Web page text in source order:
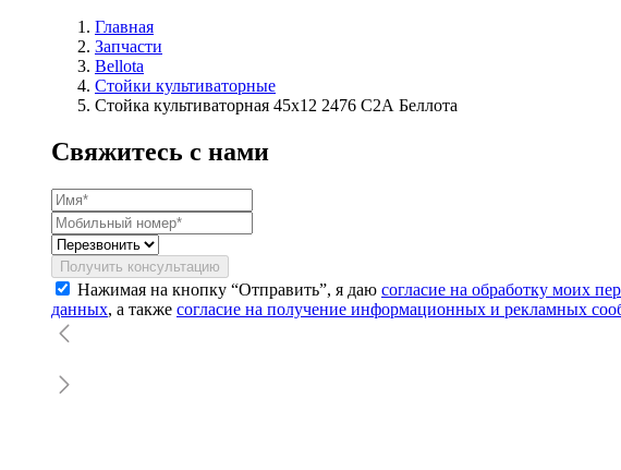
Главная
Запчасти
Bellota
Стойки культиваторные
Стойка культиваторная 45х12 2476 С2А Беллота
Свяжитесь с нами
Получить консультацию
Нажимая на кнопку “Отправить”, я даю согласие на обработку моих
данных, а также согласие на получение информационных и рекламных